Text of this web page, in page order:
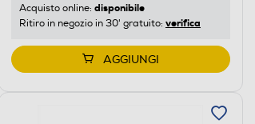
Acquisto online: disponibile
Ritiro in negozio in 30' gratuito: verifica
AGGIUNGI